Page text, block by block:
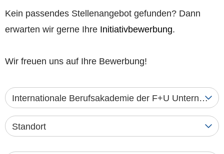
Kein passendes Stellenangebot gefunden? Dann
erwarten wir gerne Ihre Initiativbewerbung.
Wir freuen uns auf Ihre Bewerbung!
Internationale Berufsakademie der F+U
Standort